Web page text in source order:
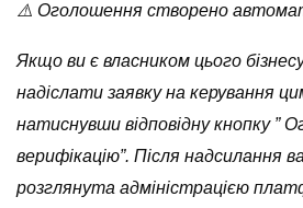
⚠️ Оголошення створено
Якщо ви є власником цього
надіслати заявку на керування
натиснувши відповідну кнопку ”
верифікацію”. Після надсилання
розглянута адміністрацією